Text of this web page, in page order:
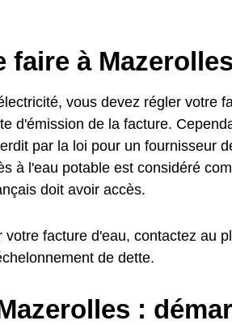
faire à
vous devez régler votre
d'émission de la facture.
par la loi pour un fournisseur
à l'eau potable est considéré
doit avoir accès.
facture d'eau, contactez au
de dette.
: